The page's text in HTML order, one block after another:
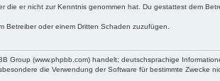
er nicht zur Kenntnis genommen hat. Du gestattest dem
Betreiber oder einem Dritten Schaden zuzufügen.
(www.phpbb.com) handelt; deutschsprachige
die Verwendung der Software für bestimmte Zwecke